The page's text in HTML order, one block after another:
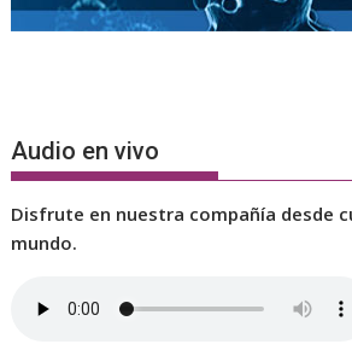
Audio en vivo
Disfrute en nuestra compañía desde
mundo.